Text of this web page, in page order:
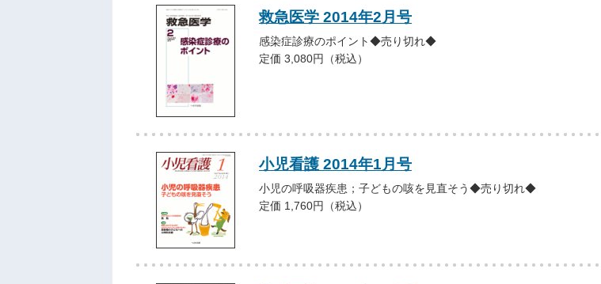
救急医学 2014年2月号
感染症診療のポイント◆売り切れ◆
定価 3,080円（税込）
小児看護 2014年1月号
小児の呼吸器疾患；子どもの咳を見直そう◆売り切れ◆
定価 1,760円（税込）